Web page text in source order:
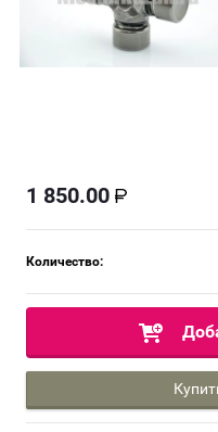
1 850.00
Количество: